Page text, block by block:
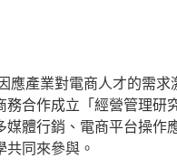
應產業對電商人才的需
合作成立「經營管理
體行銷、電商平台操
同來參與。